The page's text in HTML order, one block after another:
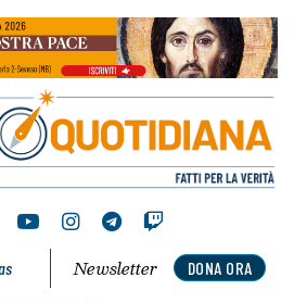
DONA ORA
Newsletter